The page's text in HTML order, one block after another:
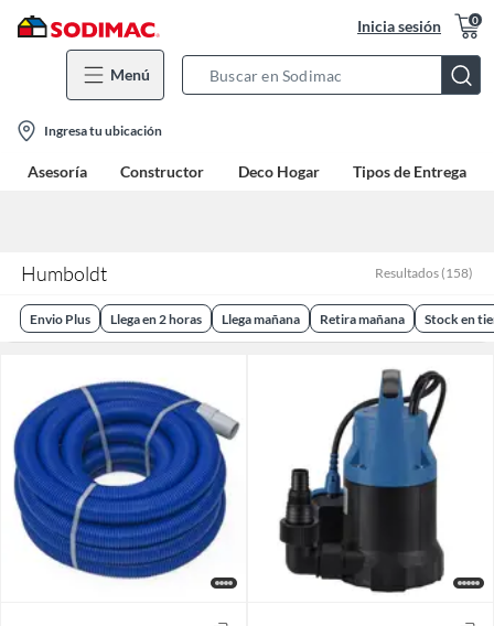
Inicia sesión 0
Menú
Bar
location-
icon
Ingresa tu ubicación
Asesoría Constructor Deco Hogar Tipos de Entrega
Humboldt Resultados (158)
Envio Plus Llega en 2 horas Llega mañana Retira mañana Stock en